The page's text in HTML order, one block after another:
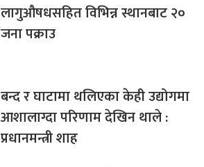
लागुऔषधसहित विभिन्न स्थानबाट २०
जना पक्राउ
बन्द र घाटामा थलिएका केही उद्योगमा
आशालाग्दा परिणाम देखिन थाले :
प्रधानमन्त्री शाह